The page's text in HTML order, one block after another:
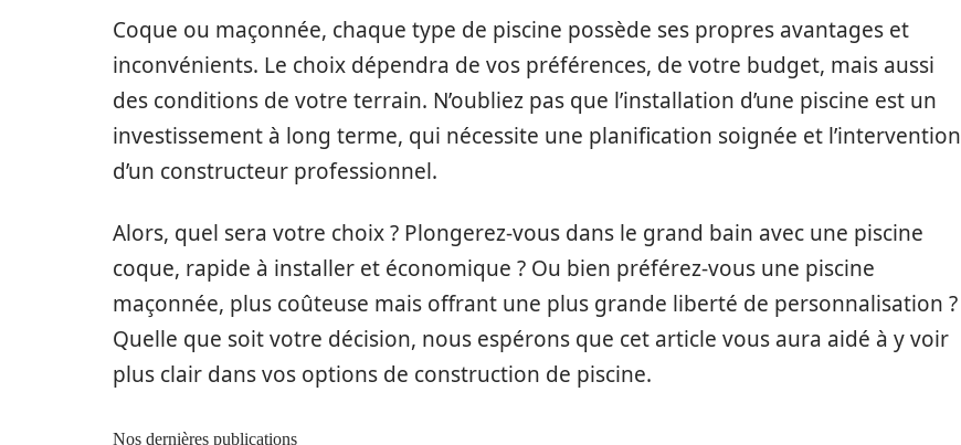
Coque ou maçonnée, chaque type de piscine possède ses propres avantages et
inconvénients. Le choix dépendra de vos préférences, de votre budget, mais aussi
des conditions de votre terrain. N’oubliez pas que l’installation d’une piscine est un
investissement à long terme, qui nécessite une planification soignée et l’intervention
d’un constructeur professionnel.
Alors, quel sera votre choix ? Plongerez-vous dans le grand bain avec une piscine
coque, rapide à installer et économique ? Ou bien préférez-vous une piscine
maçonnée, plus coûteuse mais offrant une plus grande liberté de personnalisation ?
Quelle que soit votre décision, nous espérons que cet article vous aura aidé à y voir
plus clair dans vos options de construction de piscine.
Nos dernières publications